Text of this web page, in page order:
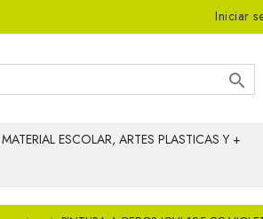
Iniciar

MATERIAL ESCOLAR, ARTES PLASTICAS Y +